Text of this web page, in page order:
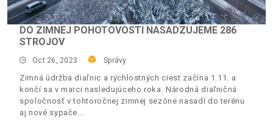
DO ZIMNEJ POHOTOVOSTI NASADZUJEME 286
STROJOV
Oct 26, 2023 Správy
Zimná údržba diaľnic a rýchlostných ciest začína 1.11. a
končí sa v marci nasledujúceho roka. Národná diaľničná
spoločnosť v tohtoročnej zimnej sezóne nasadí do terénu
aj nové sypače.